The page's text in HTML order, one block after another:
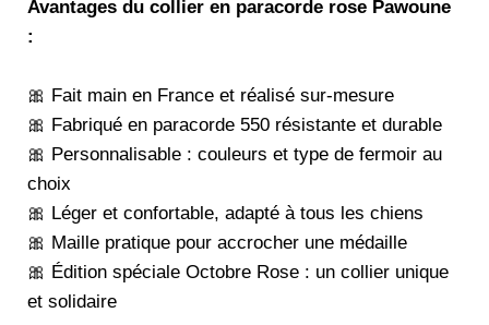
Avantages du collier en paracorde rose Pawoune
:
🎀 Fait main en France et réalisé sur-mesure
🎀 Fabriqué en paracorde 550 résistante et durable
🎀 Personnalisable : couleurs et type de fermoir au
choix
🎀 Léger et confortable, adapté à tous les chiens
🎀 Maille pratique pour accrocher une médaille
🎀 Édition spéciale Octobre Rose : un collier unique
et solidaire